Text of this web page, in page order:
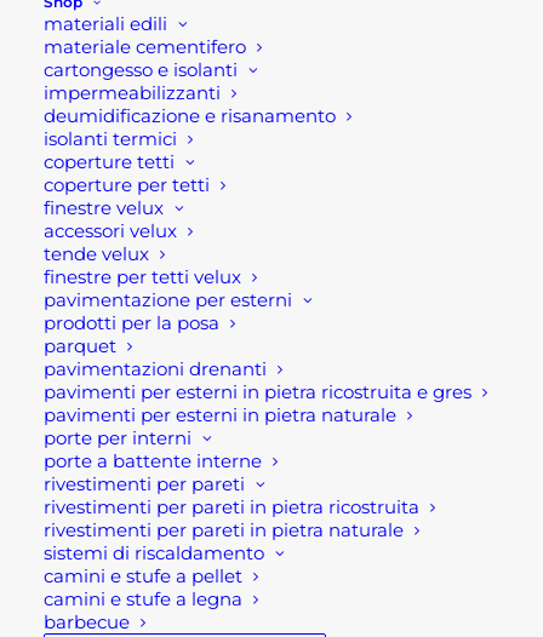
materiali edili
materiale cementifero
cartongesso e isolanti
impermeabilizzanti
deumidificazione e risanamento
isolanti termici
coperture tetti
coperture per tetti
finestre velux
accessori velux
tende velux
finestre per tetti velux
pavimentazione per esterni
prodotti per la posa
parquet
pavimentazioni drenanti
pavimenti per esterni in pietra ricostruita e gres
pavimenti per esterni in pietra naturale
porte per interni
porte a battente interne
rivestimenti per pareti
rivestimenti per pareti in pietra ricostruita
rivestimenti per pareti in pietra naturale
sistemi di riscaldamento
camini e stufe a pellet
camini e stufe a legna
barbecue
antinfortunistiche estive
Estoril FTG
Calzatura bassa in microfibra-MESH nero/rosso
con imbottitura al malleolo, fodera 100% poliestere
, sottopiede non metallico HRP, soletta SPORT-
LITE anatomica, antistatica e antibatterica, suola
in poliuretano bidensità resistente alle flessioni e
alle abrasioni, antiolio, antiscivolo, ESD.
lus intersuola particolarmente studiata nella sua
densità per favorire la morbidezza a tutto
vantaggio del comfort.
Consigli di manutenzione:
Pulire periodicamente i solchi della suola e il
tomaio con materiali non aggressivi che
potrebbero compromettere qualità, sicurezza e
durata della calzatura, non asciugare in vicinanza
o a contatto diretto con fonti di calore.